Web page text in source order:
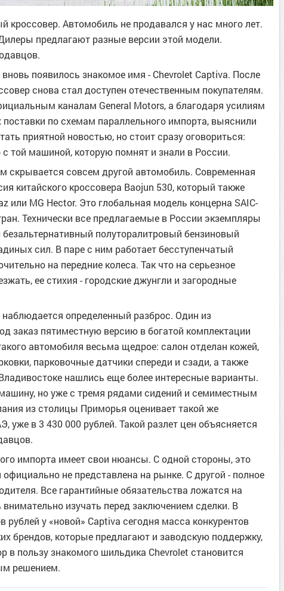
кроссовер. Автомобиль не продавался у нас много лет.
предлагают разные версии этой модели.
появилось знакомое имя - Chevrolet Captiva. После
снова стал доступен отечественным покупателям.
каналам General Motors, а благодаря усилиям
по схемам параллельного импорта, выяснили
приятной новостью, но стоит сразу оговориться:
той машиной, которую помнят и знали в России.
скрывается совсем другой автомобиль. Современная
китайского кроссовера Baojun 530, который также
или MG Hector. Это глобальная модель концерна SAIC-
Технически все предлагаемые в России экземпляры
полуторалитровый бензиновый
сил. В паре с ним работает бесступенчатый
на передние колеса. Так что на серьезное
ее стихия - городские джунгли и загородные
определенный разброс. Один из
заказ пятиместную версию в богатой комплектации
автомобиля весьма щедрое: салон отделан кожей,
парковочные датчики спереди и сзади, а также
нашлись еще более интересные варианты.
но уже с тремя рядами сидений и семиместным
из столицы Приморья оценивает такой же
уже в 3 430 000 рублей. Такой разлет цен объясняется
импорта имеет свои нюансы. С одной стороны, это
не представлена на рынке. С другой - полное
Все гарантийные обязательства ложатся на
изучать перед заключением сделки. В
у «новой» Captiva сегодня масса конкурентов
брендов, которые предлагают и заводскую поддержку,
пользу знакомого шильдика Chevrolet становится
решением.